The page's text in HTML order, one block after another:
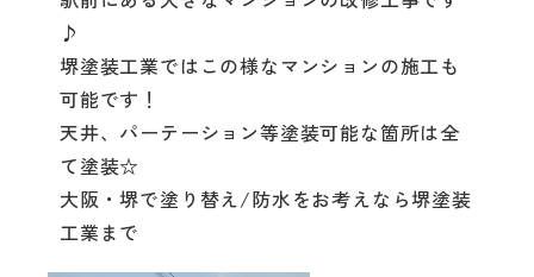
♪
堺塗装工業ではこの様なマンションの施工も
可能です！
天井、パーテーション等塗装可能な箇所は全
て塗装☆
大阪・堺で塗り替え/防水をお考えなら堺塗装
工業まで